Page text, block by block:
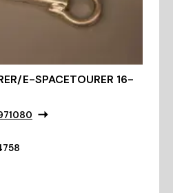
E-SPACETOURER 16-